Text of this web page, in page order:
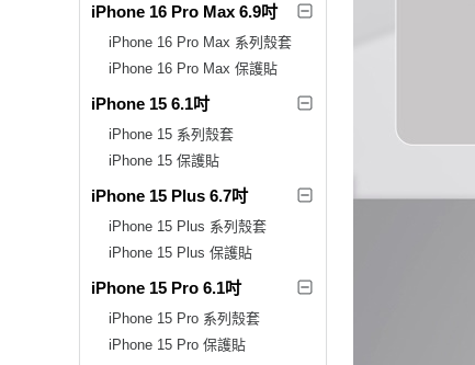
iPhone 16 Pro Max 6.9吋
iPhone 16 Pro Max 系列殼套
iPhone 16 Pro Max 保護貼
iPhone 15 6.1吋
iPhone 15 系列殼套
iPhone 15 保護貼
iPhone 15 Plus 6.7吋
iPhone 15 Plus 系列殼套
iPhone 15 Plus 保護貼
iPhone 15 Pro 6.1吋
iPhone 15 Pro 系列殼套
iPhone 15 Pro 保護貼